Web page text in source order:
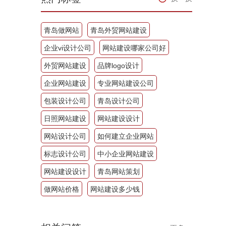
青岛做网站 青岛外贸网站建设
企业vi设计公司 网站建设哪家公司好
外贸网站建设 品牌logo设计
企业网站建设 专业网站建设公司
包装设计公司 青岛设计公司
日照网站建设 网站建设设计
网站设计公司 如何建立企业网站
标志设计公司 中小企业网站建设
网站建设设计 青岛网站策划
做网站价格 网站建设多少钱